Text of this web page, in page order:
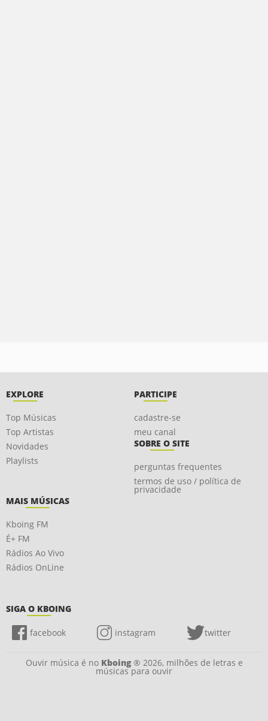
EXPLORE
Top Músicas
Top Artistas
Novidades
Playlists
PARTICIPE
cadastre-se
meu canal
SOBRE O SITE
perguntas frequentes
termos de uso / política de
privacidade
MAIS MÚSICAS
Kboing FM
É+ FM
Rádios Ao Vivo
Rádios OnLine
SIGA O KBOING
facebook instagram twitter
Ouvir música é no Kboing® 2026, milhões de letras e
músicas para ouvir